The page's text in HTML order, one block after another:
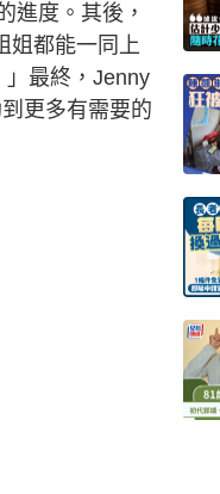
進度。其後，
姐都能一同上
最終，Jenny
更多有需要的